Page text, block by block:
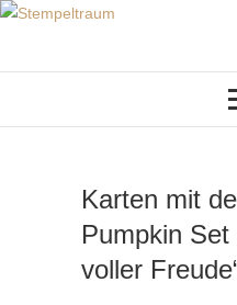
Skip
Karten mit
Pumpkin Set
voller